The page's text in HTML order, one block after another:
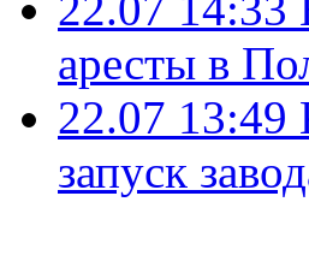
аресты в
22.07 13:49
запуск